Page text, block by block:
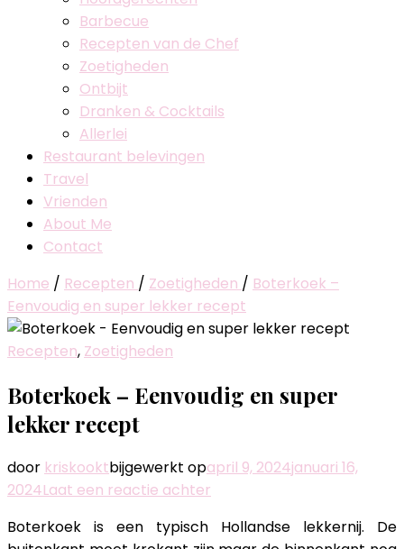
Barbecue
Recepten van de Chef
Zoetigheden
Ontbijt
Dranken & Cocktails
Allerlei
Restaurant belevingen
Travel
Vrienden
About Me
Contact
Home / Recepten / Zoetigheden / Boterkoek –
Eenvoudig en super lekker recept
Recepten, Zoetigheden
Boterkoek – Eenvoudig en super
lekker recept
door kriskooktbijgewerkt opapril 9, 2024januari 16,
2024Laat een reactie achter
Boterkoek is een typisch Hollandse lekkernij. De